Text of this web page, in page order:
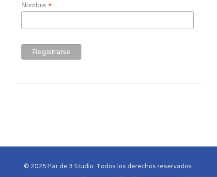
Nombre*
© 2025 Par de 3 Studio. Todos los derechos reservados.